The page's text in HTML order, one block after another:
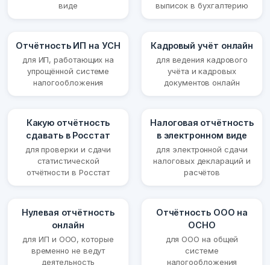
виде
выписок в бухгалтерию
Отчётность ИП на УСН
для ИП, работающих на
упрощённой системе
налогообложения
Кадровый учёт онлайн
для ведения кадрового
учёта и кадровых
документов онлайн
Какую отчётность
сдавать в Росстат
для проверки и сдачи
статистической
отчётности в Росстат
Налоговая отчётность
в электронном виде
для электронной сдачи
налоговых деклараций и
расчётов
Нулевая отчётность
онлайн
для ИП и ООО, которые
временно не ведут
деятельность
Отчётность ООО на
ОСНО
для ООО на общей
системе
налогообложения